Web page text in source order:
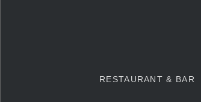
RESTAURANT & BAR